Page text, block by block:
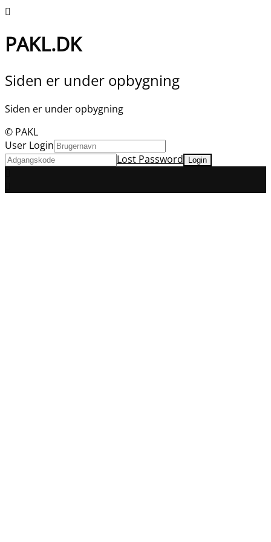
PAKL.DK
Siden er under opbygning
Siden er under opbygning
© PAKL
User Login
Lost Password